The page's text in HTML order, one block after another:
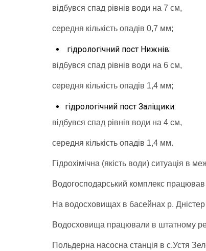
відбувся спад рівнів води на 7 см,
середня кількість опадів 0,7 мм;
гідрологічний пост Нижнів:
відбувся спад рівнів води на 6 см,
середня кількість опадів 1,4 мм;
гідрологічний пост Заліщики:
відбувся спад рівнів води на 4 см,
середня кількість опадів 1,4 мм.
Гідрохімічна (якість води) ситуація в
Водогосподарський комплекс працював
На водосховищах в басейнах р. Дністер
Водосховища працювали в штатному
Польдерна насосна станція в с.Устя